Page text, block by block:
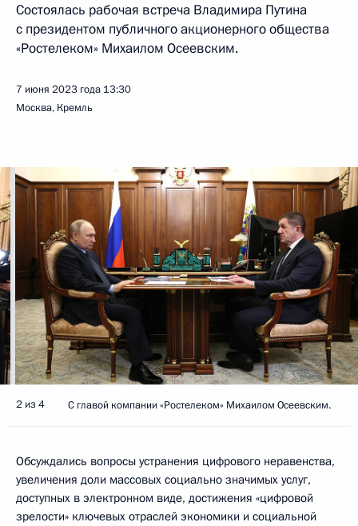
Состоялась рабочая встреча Владимира Путина
с президентом публичного акционерного общества
«Ростелеком» Михаилом Осеевским.
7 июня 2023 года 13:30
Москва, Кремль
2 из 4 С главой компании «Ростелеком» Михаилом Осеевским.
Обсуждались вопросы устранения цифрового неравенства,
увеличения доли массовых социально значимых услуг,
доступных в электронном виде, достижения «цифровой
зрелости» ключевых отраслей экономики и социальной